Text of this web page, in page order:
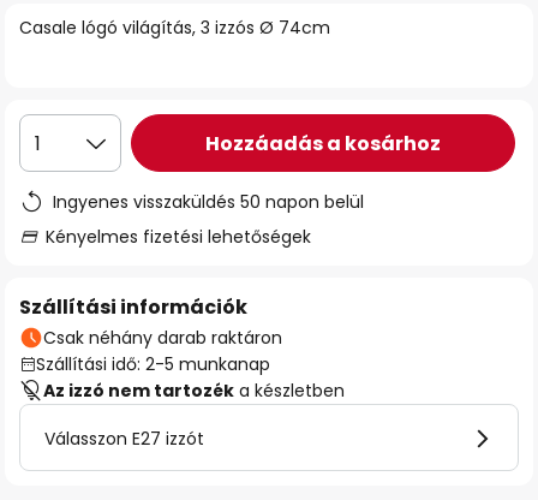
Casale lógó világítás, 3 izzós Ø 74cm
1 Hozzáadás a kosárhoz
Ingyenes visszaküldés 50 napon belül
Kényelmes fizetési lehetőségek
Szállítási információk
Csak néhány darab raktáron
Szállítási idő: 2-5 munkanap
Az izzó nem tartozék a készletben
Válasszon E27 izzót